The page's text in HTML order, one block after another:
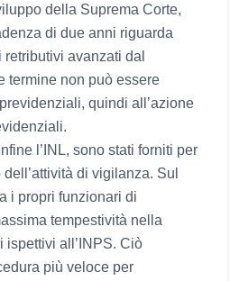
della Suprema Corte,
di due anni riguarda
avanzati dal
termine non può essere
quindi all’azione
l’INL, sono stati forniti per
di vigilanza. Sul
i propri funzionari di
tempestività nella
ispettivi all’INPS. Ciò
più veloce per